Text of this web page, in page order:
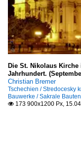
Die St. Nikolaus Kirche
Jahrhundert.
Christian Bremer
Tschechien / Stredocesky
Bauwerke / Sakrale
 173 900x1200 Px,